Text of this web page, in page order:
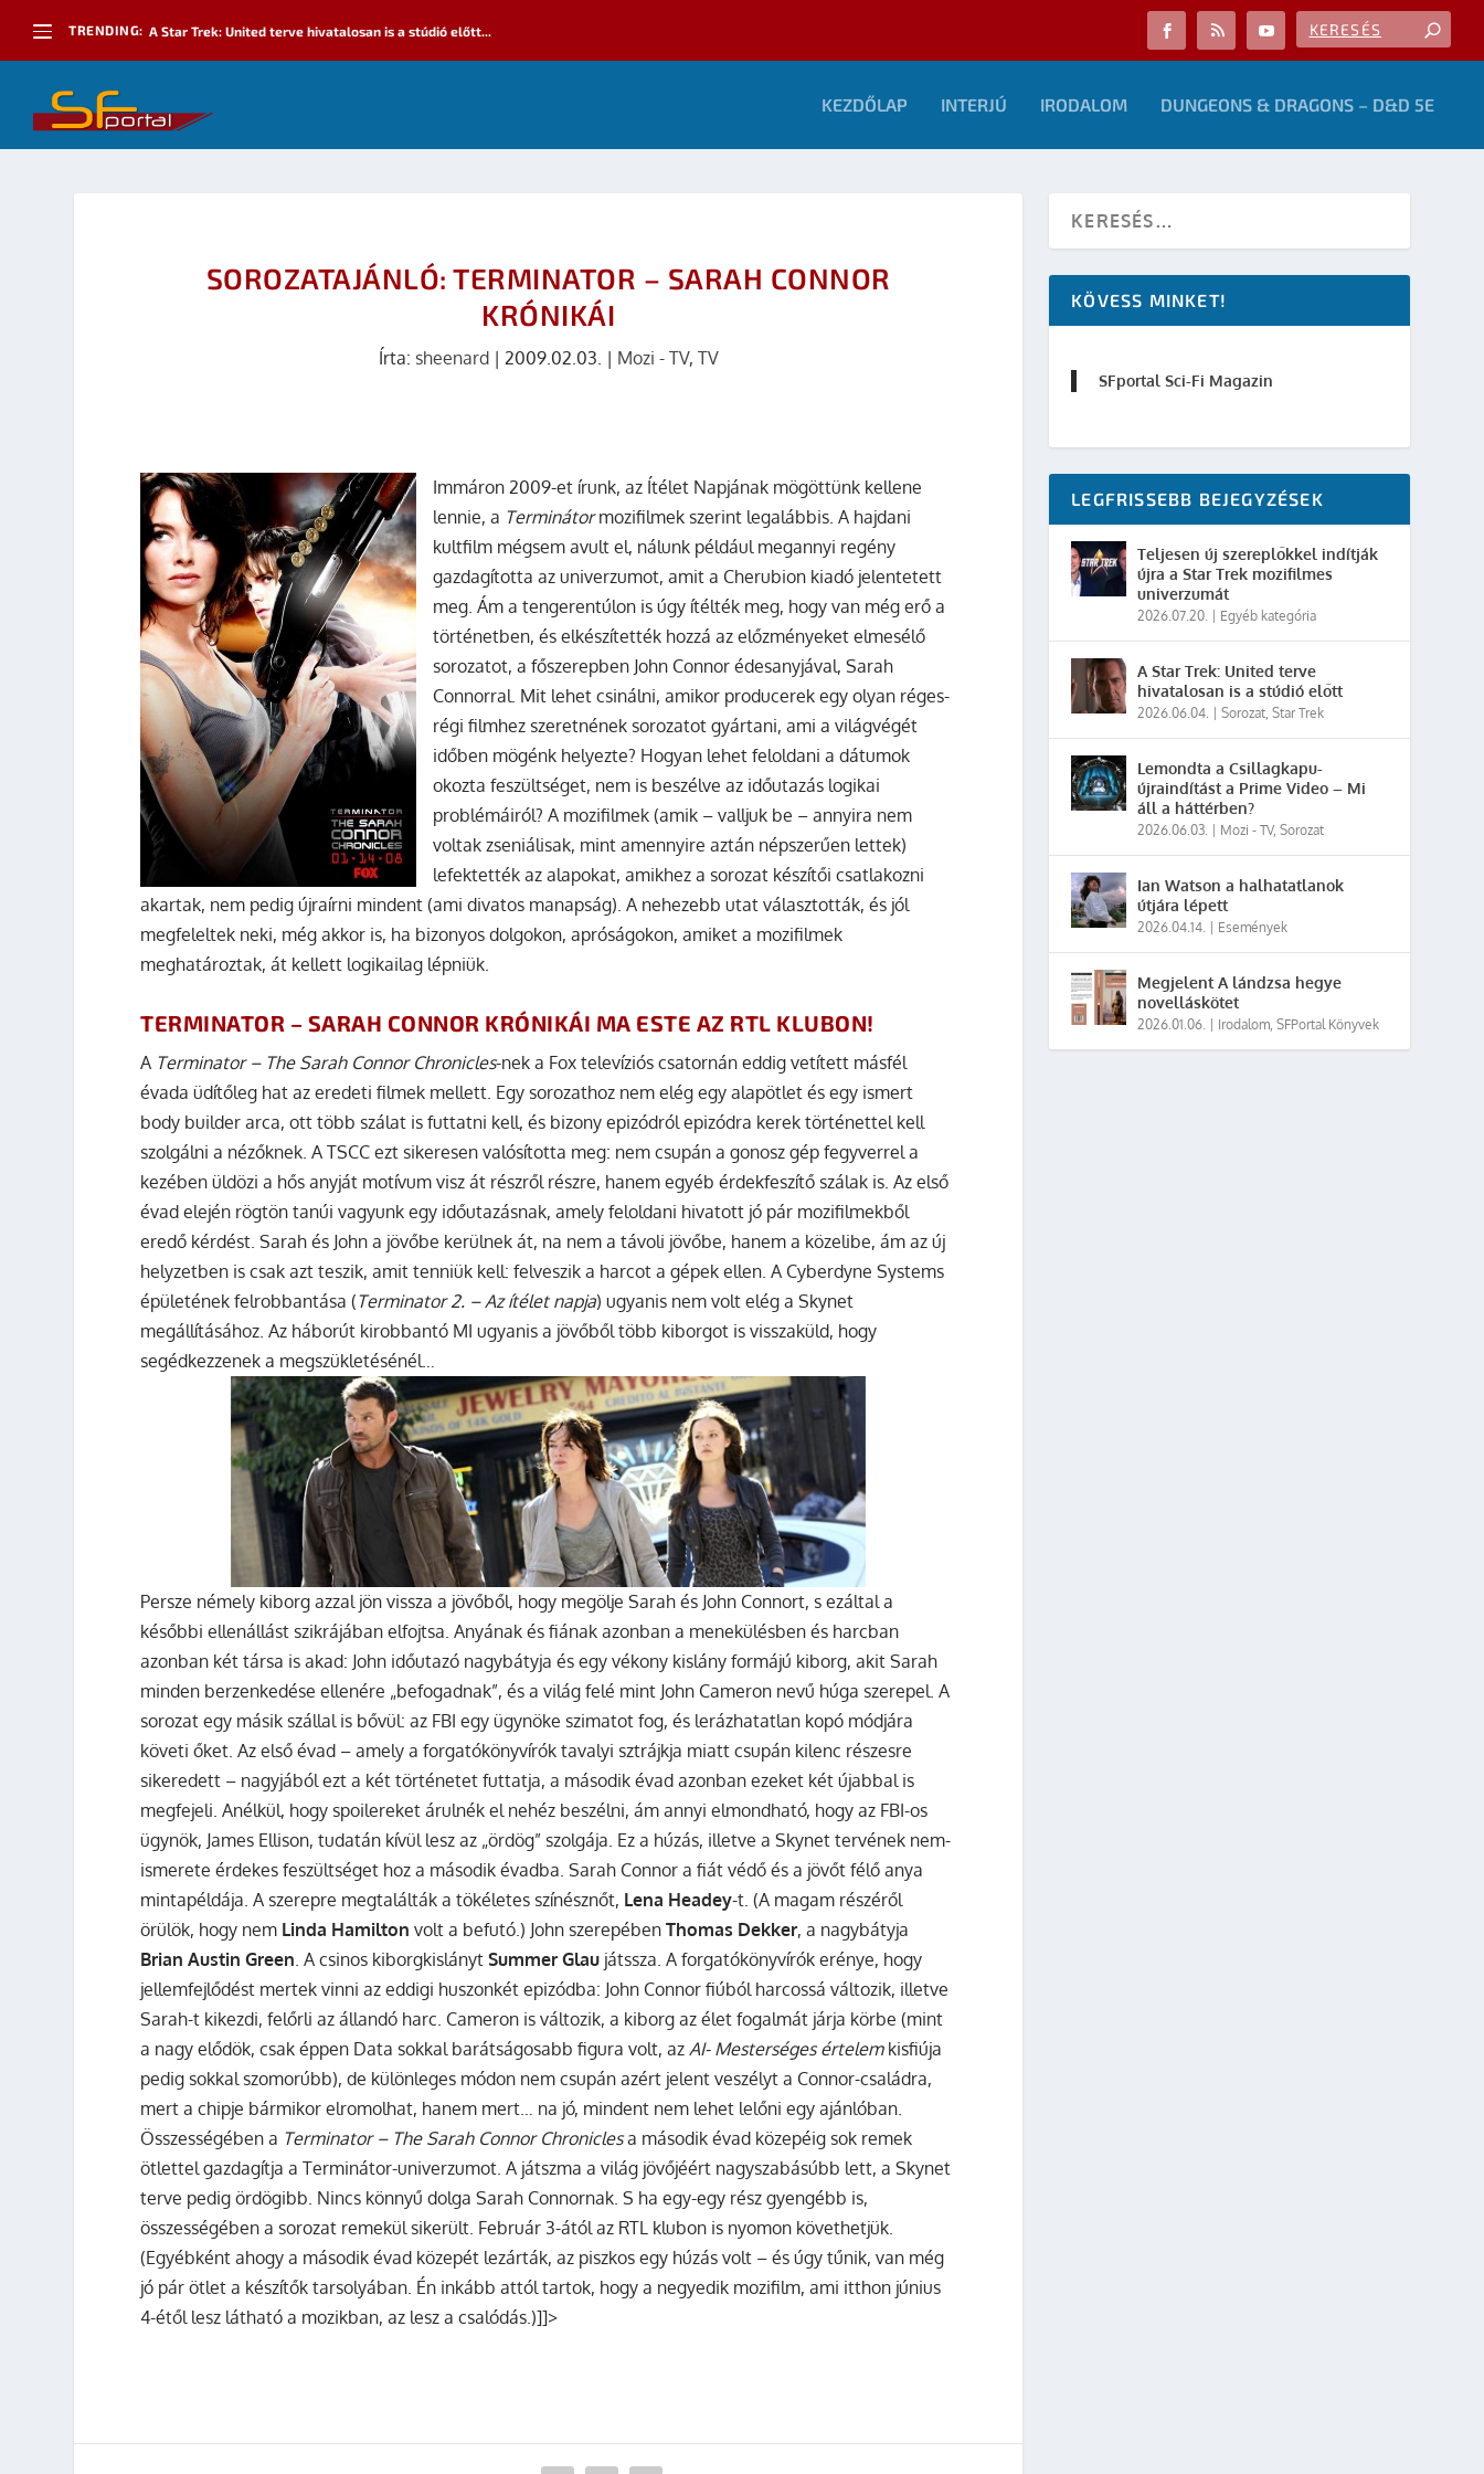
TRENDING: A Star Trek: United terve hivatalosan is a stúdió előtt...
KEZDŐLAP INTERJÚ IRODALOM DUNGEONS & DRAGONS – D&D 5E
SOROZATAJÁNLÓ: TERMINATOR – SARAH CONNOR
KRÓNIKÁI
Írta: sheenard| 2009.02.03. | Mozi - TV, TV
Immáron 2009-et írunk, az Ítélet Napjának mögöttünk kellene
lennie, a Terminátormozifilmek szerint legalábbis. A hajdani
kultfilm mégsem avult el, nálunk például megannyi regény
gazdagította az univerzumot, amit a Cherubion kiadó jelentetett
meg. Ám a tengerentúlon is úgy ítélték meg, hogy van még erő a
történetben, és elkészítették hozzá az előzményeket elmesélő
sorozatot, a főszerepben John Connor édesanyjával, Sarah
Connorral. Mit lehet csinálni, amikor producerek egy olyan réges-
régi filmhez szeretnének sorozatot gyártani, ami a világvégét
időben mögénk helyezte? Hogyan lehet feloldani a dátumok
okozta feszültséget, nem is beszélve az időutazás logikai
problémáiról? A mozifilmek (amik – valljuk be – annyira nem
voltak zseniálisak, mint amennyire aztán népszerűen lettek)
lefektették az alapokat, amikhez a sorozat készítői csatlakozni
akartak, nem pedig újraírni mindent (ami divatos manapság). A nehezebb utat választották, és jól
megfeleltek neki, még akkor is, ha bizonyos dolgokon, apróságokon, amiket a mozifilmek
meghatároztak, át kellett logikailag lépniük.
TERMINATOR – SARAH CONNOR KRÓNIKÁI MA ESTE AZ RTL KLUBON!
A Terminator – The Sarah Connor Chronicles-nek a Fox televíziós csatornán eddig vetített másfél
évada üdítőleg hat az eredeti filmek mellett. Egy sorozathoz nem elég egy alapötlet és egy ismert
body builder arca, ott több szálat is futtatni kell, és bizony epizódról epizódra kerek történettel kell
szolgálni a nézőknek. A TSCC ezt sikeresen valósította meg: nem csupán a gonosz gép fegyverrel a
kezében üldözi a hős anyját motívum visz át részről részre, hanem egyéb érdekfeszítő szálak is. Az első
évad elején rögtön tanúi vagyunk egy időutazásnak, amely feloldani hivatott jó pár mozifilmekből
eredő kérdést. Sarah és John a jövőbe kerülnek át, na nem a távoli jövőbe, hanem a közelibe, ám az új
helyzetben is csak azt teszik, amit tenniük kell: felveszik a harcot a gépek ellen. A Cyberdyne Systems
épületének felrobbantása (Terminator 2. – Az ítélet napja) ugyanis nem volt elég a Skynet
megállításához. Az háborút kirobbantó MI ugyanis a jövőből több kiborgot is visszaküld, hogy
segédkezzenek a megszükletésénél…
Persze némely kiborg azzal jön vissza a jövőből, hogy megölje Sarah és John Connort, s ezáltal a
későbbi ellenállást szikrájában elfojtsa. Anyának és fiának azonban a menekülésben és harcban
azonban két társa is akad: John időutazó nagybátyja és egy vékony kislány formájú kiborg, akit Sarah
minden berzenkedése ellenére „befogadnak”, és a világ felé mint John Cameron nevű húga szerepel. A
sorozat egy másik szállal is bővül: az FBI egy ügynöke szimatot fog, és lerázhatatlan kopó módjára
követi őket. Az első évad – amely a forgatókönyvírók tavalyi sztrájkja miatt csupán kilenc részesre
sikeredett – nagyjából ezt a két történetet futtatja, a második évad azonban ezeket két újabbal is
megfejeli. Anélkül, hogy spoilereket árulnék el nehéz beszélni, ám annyi elmondható, hogy az FBI-os
ügynök, James Ellison, tudatán kívül lesz az „ördög” szolgája. Ez a húzás, illetve a Skynet tervének nem-
ismerete érdekes feszültséget hoz a második évadba.Sarah Connor a fiát védő és a jövőt félő anya
mintapéldája. A szerepre megtalálták a tökéletes színésznőt, Lena Headey-t. (A magam részéről
örülök, hogy nem Linda Hamilton volt a befutó.) John szerepébenThomas Dekker, a nagybátyja
Brian Austin Green . A csinos kiborgkislánytSummer Glau játssza. A forgatókönyvírók erénye, hogy
jellemfejlődést mertek vinni az eddigi huszonkét epizódba: John Connor fiúból harcossá változik, illetve
Sarah-t kikezdi, felőrli az állandó harc. Cameron is változik, a kiborg az élet fogalmát járja körbe (mint
a nagy elődök, csak éppen Data sokkal barátságosabb figura volt, az AI- Mesterséges értelemkisfiúja
pedig sokkal szomorúbb), de különleges módon nem csupán azért jelent veszélyt a Connor-családra,
mert a chipje bármikor elromolhat, hanem mert… na jó, mindent nem lehet lelőni egy ajánlóban.
Összességében a Terminator – The Sarah Connor Chroniclesa második évad közepéig sok remek
ötlettel gazdagítja a Terminátor-univerzumot. A játszma a világ jövőjéért nagyszabásúbb lett, a Skynet
terve pedig ördögibb. Nincs könnyű dolga Sarah Connornak. S ha egy-egy rész gyengébb is,
összességében a sorozat remekül sikerült. Február 3-ától az RTL klubon is nyomon követhetjük.
(Egyébként ahogy a második évad közepét lezárták, az piszkos egy húzás volt – és úgy tűnik, van még
jó pár ötlet a készítők tarsolyában. Én inkább attól tartok, hogy a negyedik mozifilm, ami itthon június
4-étől lesz látható a mozikban, az lesz a csalódás.)]]>
KÖVESS MINKET!
SFportal Sci-Fi Magazin
LEGFRISSEBB BEJEGYZÉSEK
Teljesen új szereplőkkel indítják
újra a Star Trek mozifilmes
univerzumát
2026.07.20. Egyéb kategória
A Star Trek: United terve
hivatalosan is a stúdió előtt
2026.06.04. |Sorozat,Star Trek
Lemondta a Csillagkapu-
újraindítást a Prime Video – Mi
áll a háttérben?
2026.06.03. Mozi - TV,Sorozat
Ian Watson a halhatatlanok
útjára lépett
2026.04.14. Események
Megjelent A lándzsa hegye
novelláskötet
2026.01.06. Irodalom,SFPortal Könyvek